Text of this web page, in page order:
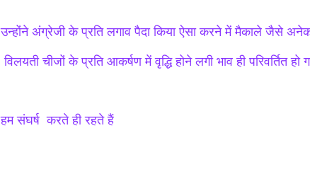
उन्होंने अंग्रेजी के प्रति लगाव पैदा किया ऐसा करने में मैकाले जैसे अनेक
विलयती चीजों के प्रति आकर्षण में वृद्धि होने लगी भाव ही परिवर्तित
हम संघर्ष करते ही रहते हैं